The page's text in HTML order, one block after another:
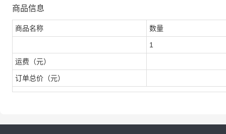
商品信息
商品名称 数量
1
运费（元）
订单总价（元）